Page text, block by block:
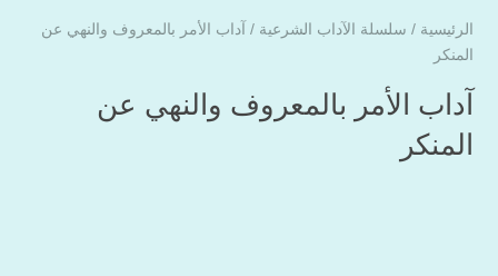
الرئيسية / سلسلة الآداب الشرعية / آداب الأمر بالمعروف والنهي عن
المنكر
آداب الأمر بالمعروف والنهي عن
المنكر